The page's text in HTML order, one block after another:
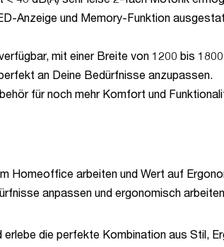
Anzeige und Memory-Funktion
mit einer Breite von 1200 bis
an Deine Bedürfnisse anzupassen.
für noch mehr Komfort und
Homeoffice arbeiten und Wert auf
anpassen und ergonomisch
die perfekte Kombination aus Stil,